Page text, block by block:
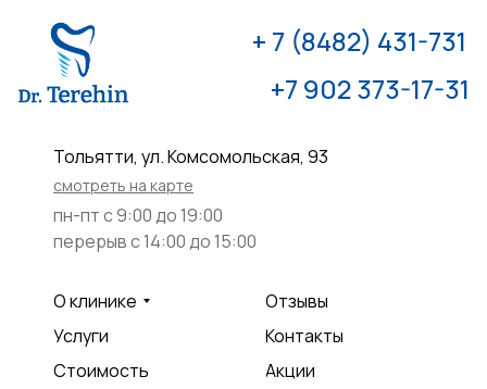
пн-пт с 9:00 до 19:00
перерыв с 14:00 до 15:00
смотреть на карте
+7 902 373-17-31
+ 7 (8482) 431-731
​Тольятти, ул. Комсомольская, 93
Акции
Контакты
Отзывы
Стоимость
Услуги
О клинике